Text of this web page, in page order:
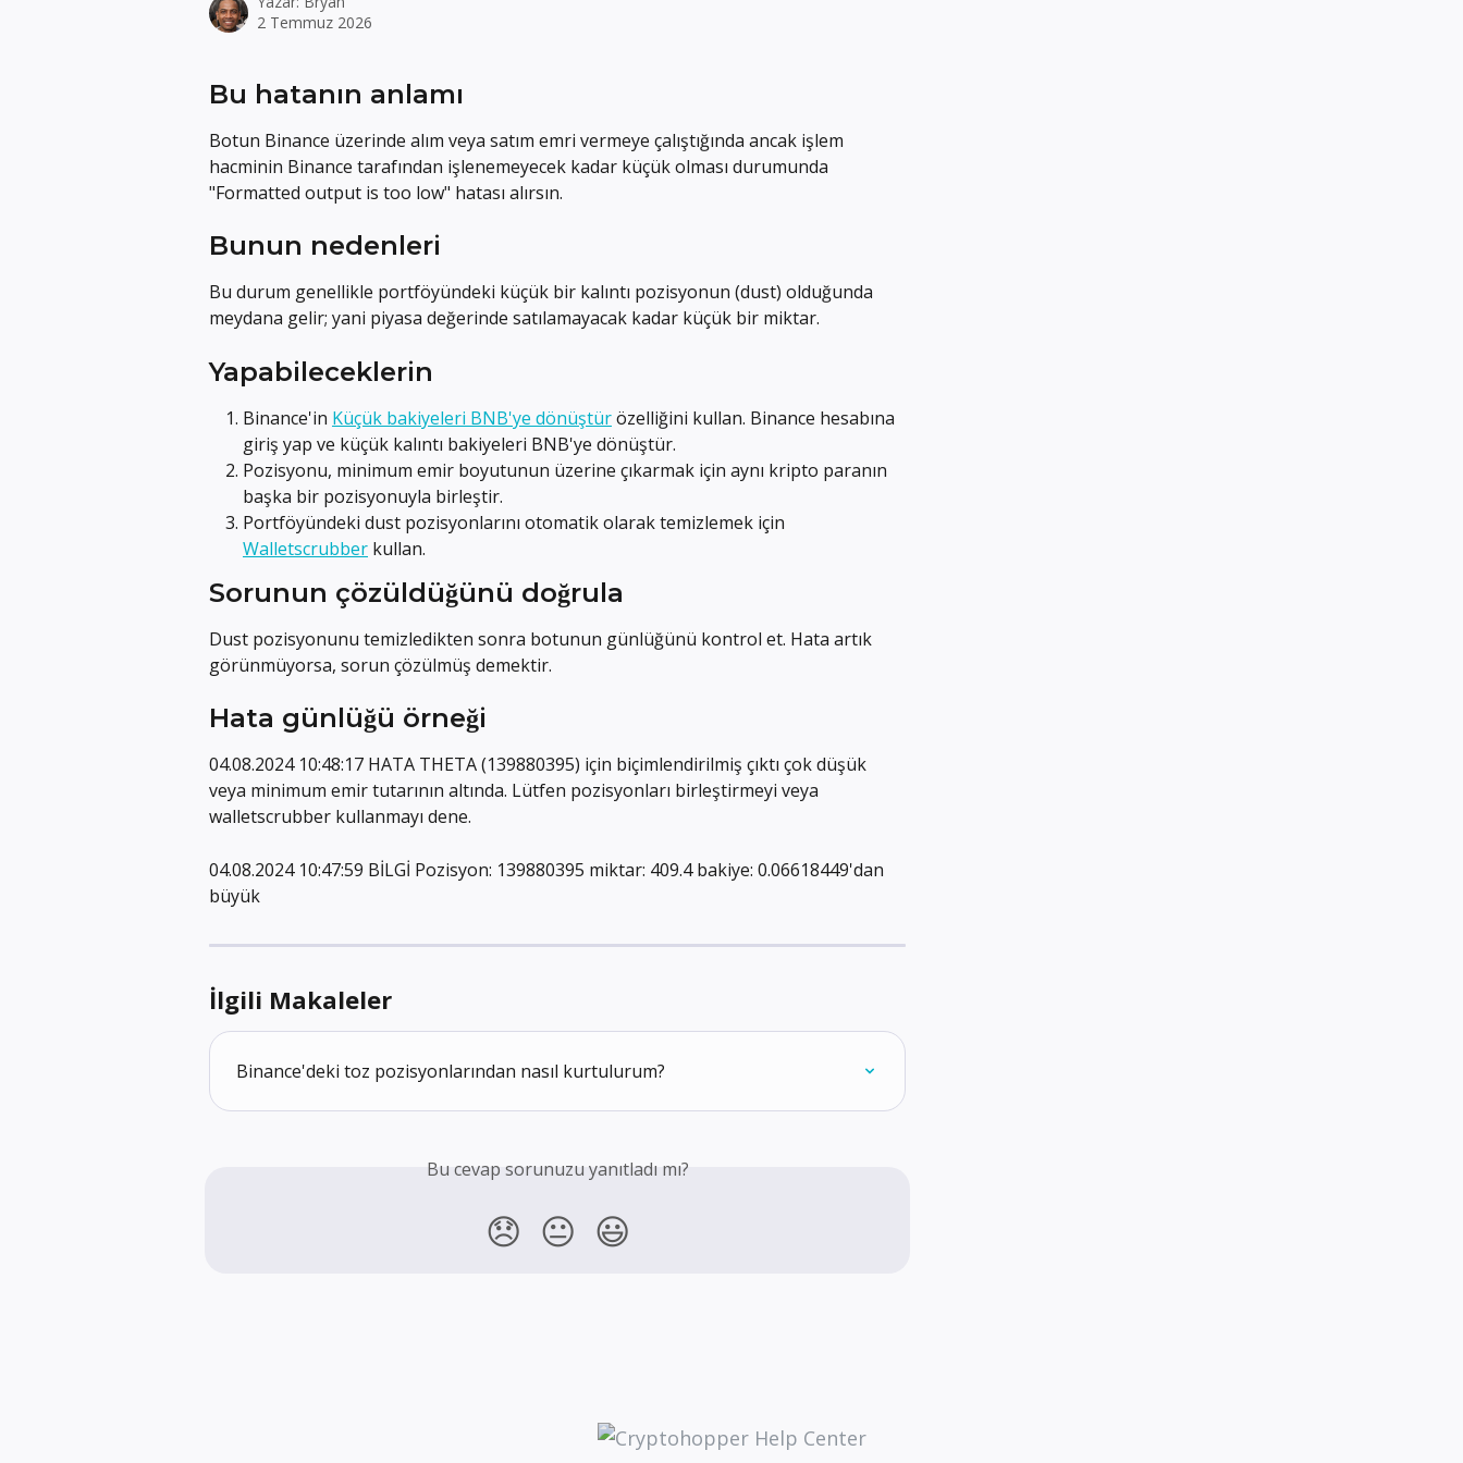
2 Temmuz 2026
Bu hatanın anlamı
Botun Binance üzerinde alım veya satım emri vermeye çalıştığında ancak işlem
hacminin Binance tarafından işlenemeyecek kadar küçük olması durumunda
"Formatted output is too low" hatası alırsın.
Bunun nedenleri
Bu durum genellikle portföyündeki küçük bir kalıntı pozisyonun (dust) olduğunda
meydana gelir; yani piyasa değerinde satılamayacak kadar küçük bir miktar.
Yapabileceklerin
Binance'in Küçük bakiyeleri BNB'ye dönüştür özelliğini kullan. Binance hesabına
giriş yap ve küçük kalıntı bakiyeleri BNB'ye dönüştür.
Pozisyonu, minimum emir boyutunun üzerine çıkarmak için aynı kripto paranın
başka bir pozisyonuyla birleştir.
Portföyündeki dust pozisyonlarını otomatik olarak temizlemek için
Walletscrubber kullan.
Sorunun çözüldüğünü doğrula
Dust pozisyonunu temizledikten sonra botunun günlüğünü kontrol et. Hata artık
görünmüyorsa, sorun çözülmüş demektir.
Hata günlüğü örneği
04.08.2024 10:48:17 HATA THETA (139880395) için biçimlendirilmiş çıktı çok düşük
veya minimum emir tutarının altında. Lütfen pozisyonları birleştirmeyi veya
walletscrubber kullanmayı dene.
04.08.2024 10:47:59 BİLGİ Pozisyon: 139880395 miktar: 409.4 bakiye: 0.06618449'dan
büyük
İlgili Makaleler
Binance'deki toz pozisyonlarından nasıl kurtulurum?
Bu cevap sorunuzu yanıtladı mı?
😞 😐 😃